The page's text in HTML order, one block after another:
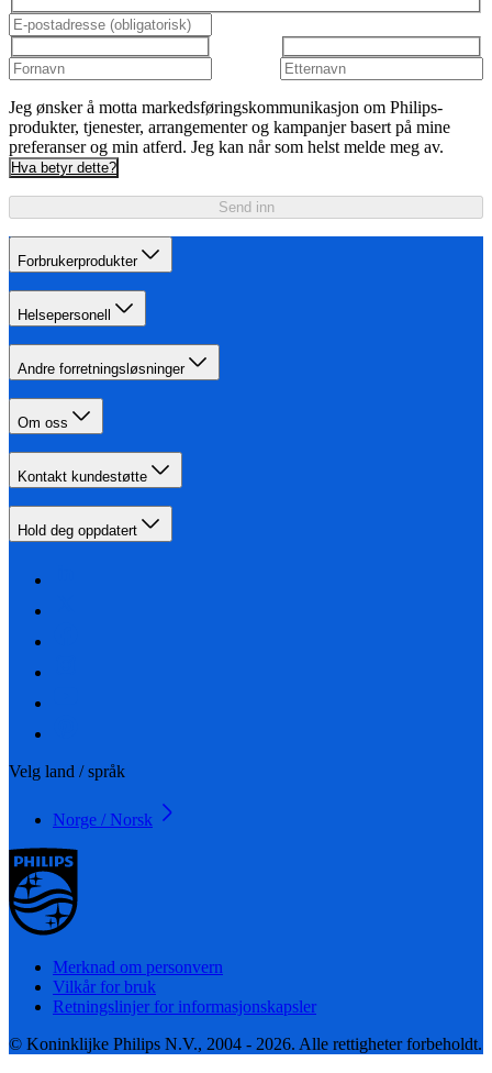
Jeg ønsker å motta markedsføringskommunikasjon om Philips-
produkter, tjenester, arrangementer og kampanjer basert på mine
preferanser og min atferd. Jeg kan når som helst melde meg av.
Hva betyr dette?
Send inn
Forbrukerprodukter
Helsepersonell
Andre forretningsløsninger
Om oss
Kontakt kundestøtte
Hold deg oppdatert
Velg land / språk
Norge / Norsk
Merknad om personvern
Vilkår for bruk
Retningslinjer for informasjonskapsler
© Koninklijke Philips N.V., 2004 - 2026. Alle rettigheter forbeholdt.